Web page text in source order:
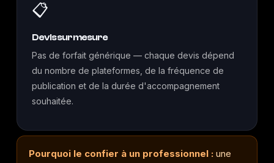
📋
Devis sur mesure
Pas de forfait générique — chaque devis dépend
du nombre de plateformes, de la fréquence de
publication et de la durée d'accompagnement
souhaitée.
Pourquoi le confier à un professionnel : une